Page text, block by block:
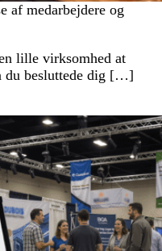
af medarbejdere og
lille virksomhed at
du besluttede dig […]